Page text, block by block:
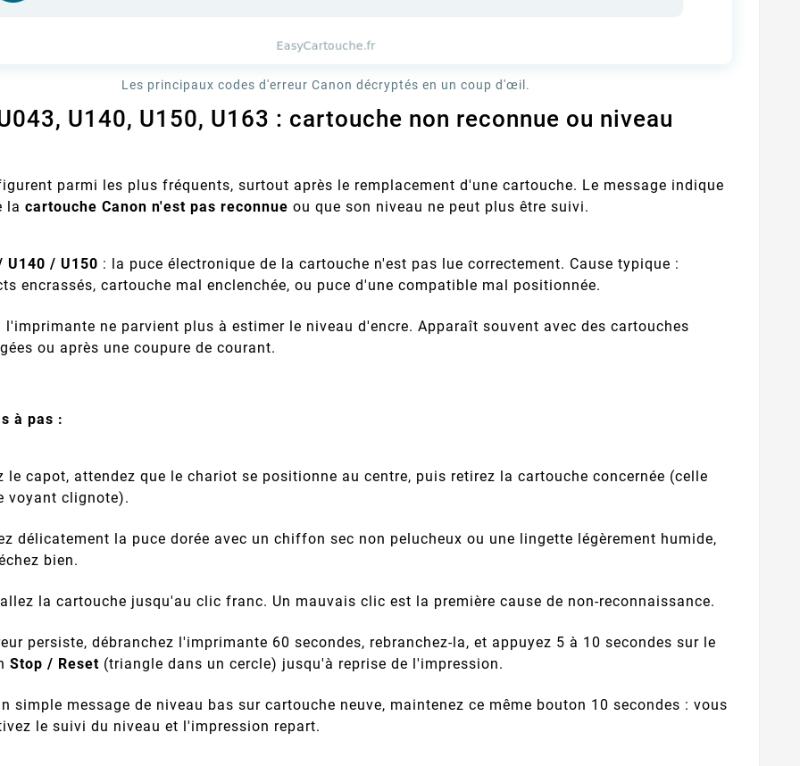
chaque
Imprimante Epson : Que
Faire Face Au Message «
Cartouche Non Reconnue » ?
affiche « cartouche non
piège des mises à jour
firmware et ...
Quels Fournisseurs
Garantissent Une Qualité
D’impression Optimale Avec
Leurs Cartouches
fournisseur de cartouches
normes ISO/STMC, avis
vérifiés et stock ...
Cartouches D’encre
Compatibles ?
cartouches compatibles
premium, certifications,
garanties 1 à 2 ans et ...
Les principaux codes d'erreur Canon décryptés en un coup d'œil.
U140, U150, U163 : cartouche non reconnue ou niveau
parmi les plus fréquents, surtout après le remplacement d'une cartouche. Le message indique
lacartouche Canon n'est pas reconnue ou que son niveau ne peut plus être suivi.
U140 / U150 : la puce électronique de la cartouche n'est pas lue correctement. Cause typique :
encrassés, cartouche mal enclenchée, ou puce d'une compatible mal positionnée.
l'imprimante ne parvient plus à estimer le niveau d'encre. Apparaît souvent avec des cartouches
ou après une coupure de courant.
à pas :
le capot, attendez que le chariot se positionne au centre, puis retirez la cartouche concernée (celle
voyant clignote).
délicatement la puce dorée avec un chiffon sec non pelucheux ou une lingette légèrement humide,
bien.
la cartouche jusqu'au clic franc. Un mauvais clic est la première cause de non-reconnaissance.
persiste, débranchez l'imprimante 60 secondes, rebranchez-la, et appuyez 5 à 10 secondes sur le
Stop / Reset (triangle dans un cercle) jusqu'à reprise de l'impression.
simple message de niveau bas sur cartouche neuve, maintenez ce même bouton 10 secondes : vous
le suivi du niveau et l'impression repart.